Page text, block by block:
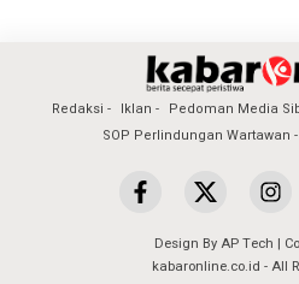
Redaksi Iklan Pedoman Media
SOP Perlindungan Wartawan
Design By AP Tech |
kabaronline.co.id - All